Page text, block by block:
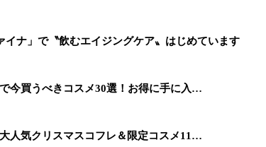
ナ」で〝飲むエイジングケア〟はじめています
今買うべきコスメ30選！お得に手に入…
人気クリスマスコフレ＆限定コスメ11…